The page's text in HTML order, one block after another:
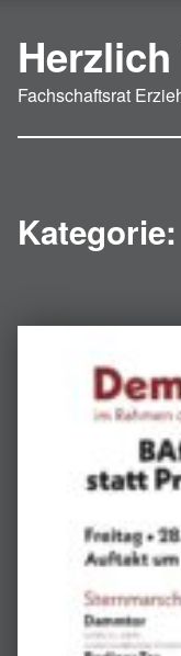
Fachschaftsrat
Kategorie: